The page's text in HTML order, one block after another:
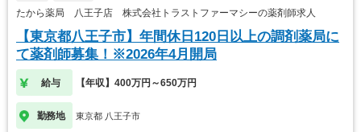
たから薬局 八王子店 株式会社トラストファーマシーの薬剤師求人
【東京都八王子市】年間休日120日以上の調剤薬局に
て薬剤師募集！※2026年4月開局
給与 【年収】400万円～650万円
勤務地 東京都 八王子市